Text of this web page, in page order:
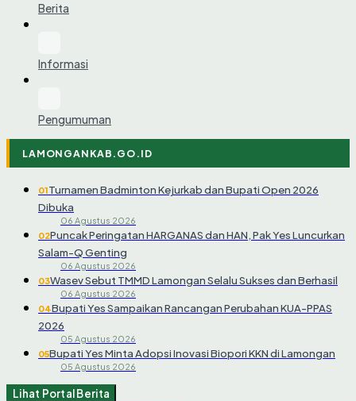
Berita
Informasi
Pengumuman
LAMONGANKAB.GO.ID
01Turnamen Badminton Kejurkab dan Bupati Open 2026
Dibuka
06 Agustus 2026
02Puncak Peringatan HARGANAS dan HAN, Pak Yes Luncurkan
Salam-Q Genting
06 Agustus 2026
03Wasev Sebut TMMD Lamongan Selalu Sukses dan Berhasil
06 Agustus 2026
04Bupati Yes Sampaikan Rancangan Perubahan KUA-PPAS
2026
05 Agustus 2026
05Bupati Yes Minta Adopsi Inovasi Biopori KKN di Lamongan
05 Agustus 2026
Lihat Portal Berita